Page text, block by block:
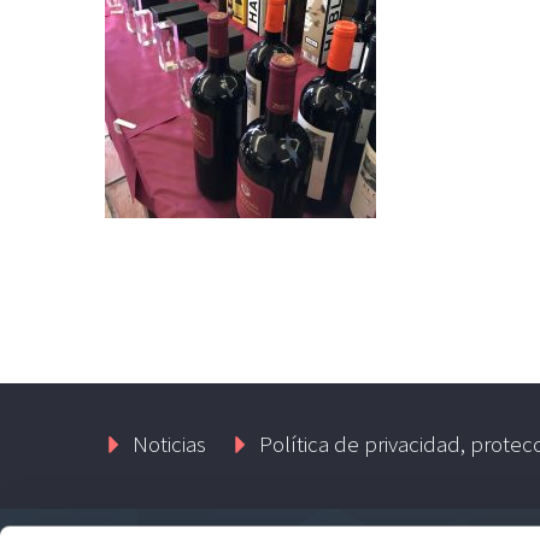
Noticias Política de privacidad,